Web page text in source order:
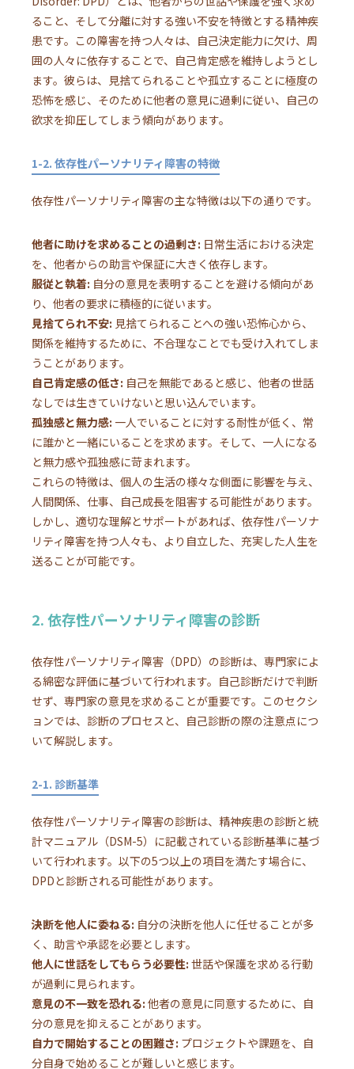
ること、そして分離に対する強い不安を特徴とする精神疾
患です。この障害を持つ人々は、自己決定能力に欠け、周
囲の人々に依存することで、自己肯定感を維持しようとし
ます。彼らは、見捨てられることや孤立することに極度の
恐怖を感じ、そのために他者の意見に過剰に従い、自己の
欲求を抑圧してしまう傾向があります。
1-2. 依存性パーソナリティ障害の特徴
依存性パーソナリティ障害の主な特徴は以下の通りです。
他者に助けを求めることの過剰さ: 日常生活における決定
を、他者からの助言や保証に大きく依存します。
服従と執着: 自分の意見を表明することを避ける傾向があ
り、他者の要求に積極的に従います。
見捨てられ不安: 見捨てられることへの強い恐怖心から、
関係を維持するために、不合理なことでも受け入れてしま
うことがあります。
自己肯定感の低さ: 自己を無能であると感じ、他者の世話
なしでは生きていけないと思い込んでいます。
孤独感と無力感: 一人でいることに対する耐性が低く、常
に誰かと一緒にいることを求めます。そして、一人になる
と無力感や孤独感に苛まれます。
これらの特徴は、個人の生活の様々な側面に影響を与え、
人間関係、仕事、自己成長を阻害する可能性があります。
しかし、適切な理解とサポートがあれば、依存性パーソナ
リティ障害を持つ人々も、より自立した、充実した人生を
送ることが可能です。
2. 依存性パーソナリティ障害の診断
依存性パーソナリティ障害（DPD）の診断は、専門家によ
る綿密な評価に基づいて行われます。自己診断だけで判断
せず、専門家の意見を求めることが重要です。このセクシ
ョンでは、診断のプロセスと、自己診断の際の注意点につ
いて解説します。
2-1. 診断基準
依存性パーソナリティ障害の診断は、精神疾患の診断と統
計マニュアル（DSM-5）に記載されている診断基準に基づ
いて行われます。以下の5つ以上の項目を満たす場合に、
DPDと診断される可能性があります。
決断を他人に委ねる: 自分の決断を他人に任せることが多
く、助言や承認を必要とします。
他人に世話をしてもらう必要性: 世話や保護を求める行動
が過剰に見られます。
意見の不一致を恐れる: 他者の意見に同意するために、自
分の意見を抑えることがあります。
自力で開始することの困難さ: プロジェクトや課題を、自
分自身で始めることが難しいと感じます。